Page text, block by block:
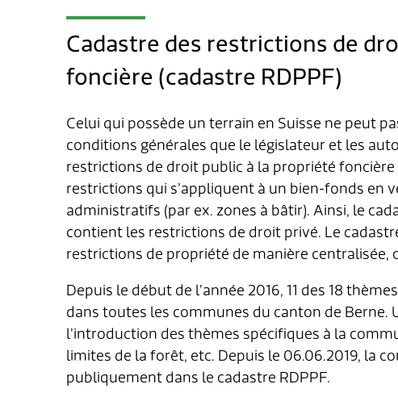
Cadastre des restrictions de
foncière (cadastre RDPPF)
Celui qui possède un terrain en Suisse ne peut
conditions générales que le législateur et les
restrictions de droit public à la propriété
restrictions qui s’appliquent à un bien-fonds en
administratifs (par ex. zones à bâtir). Ainsi, le
contient les restrictions de droit privé. Le
restrictions de propriété de manière centralisée,
Depuis le début de l’année 2016, 11 des 18
dans toutes les communes du canton de Berne.
l’introduction des thèmes spécifiques à la
limites de la forêt, etc. Depuis le 06.06.2019, la
publiquement dans le cadastre RDPPF.